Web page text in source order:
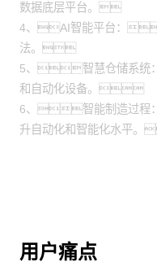
数据底层平台。
4、AI智能平台：
法。
5、智慧仓储系统
和自动化设备。
6、智能制造过
升自动化和智能化水平
用户痛点